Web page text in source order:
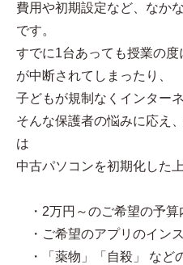
費用や初期設定など、なか
です。
すでに1台あっても授業の
が中断されてしまったり、
子どもが規制なくインター
そんな保護者の悩みに応え
は
中古パソコンを初期化した
・2万円～のご希望の予算
・ご希望のアプリのイン
・「薬物」「自殺」 など